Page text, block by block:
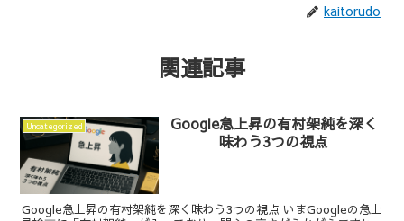
kaitorudo
関連記事
Uncategorized
Google急上昇の有村架純を深く
味わう3つの視点
Google急上昇の有村架純を深く味わう3つの視点 いまGoogleの急上